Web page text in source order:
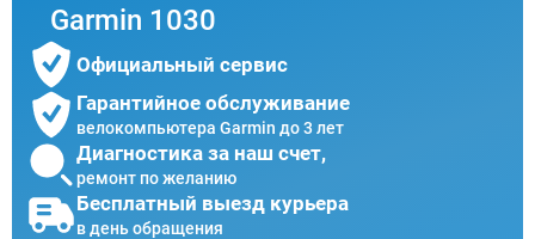
Garmin 1030
Официальный сервис
Гарантийное обслуживание
велокомпьютера Garmin до 3 лет
Диагностика за наш счет,
ремонт по желанию
Бесплатный выезд курьера
в день обращения